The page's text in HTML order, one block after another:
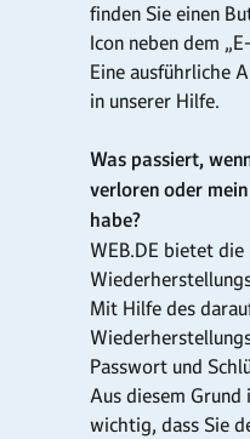
finden Sie einen
Icon neben dem
Eine ausführliche
in unserer Hilfe.
Was passiert,
verloren oder
habe?
WEB.DE bietet
Mit Hilfe des
Passwort und
Aus diesem Grund
wichtig, dass Sie